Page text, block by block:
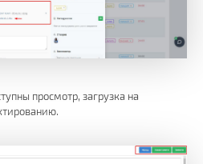
просмотр, загрузка на